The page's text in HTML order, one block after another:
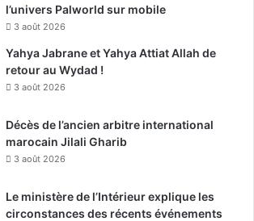
l’univers Palworld sur mobile
3 août 2026
Yahya Jabrane et Yahya Attiat Allah de
retour au Wydad !
3 août 2026
Décès de l’ancien arbitre international
marocain Jilali Gharib
3 août 2026
Le ministère de l’Intérieur explique les
circonstances des récents événements